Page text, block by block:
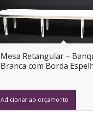
Mesa Retangular –
Branca com Borda
Adicionar ao orçamento